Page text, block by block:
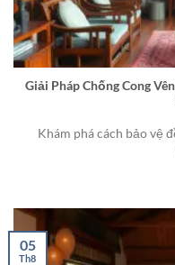
Giải Pháp Chống Cong
Khám phá cách bảo vệ
05
Th8